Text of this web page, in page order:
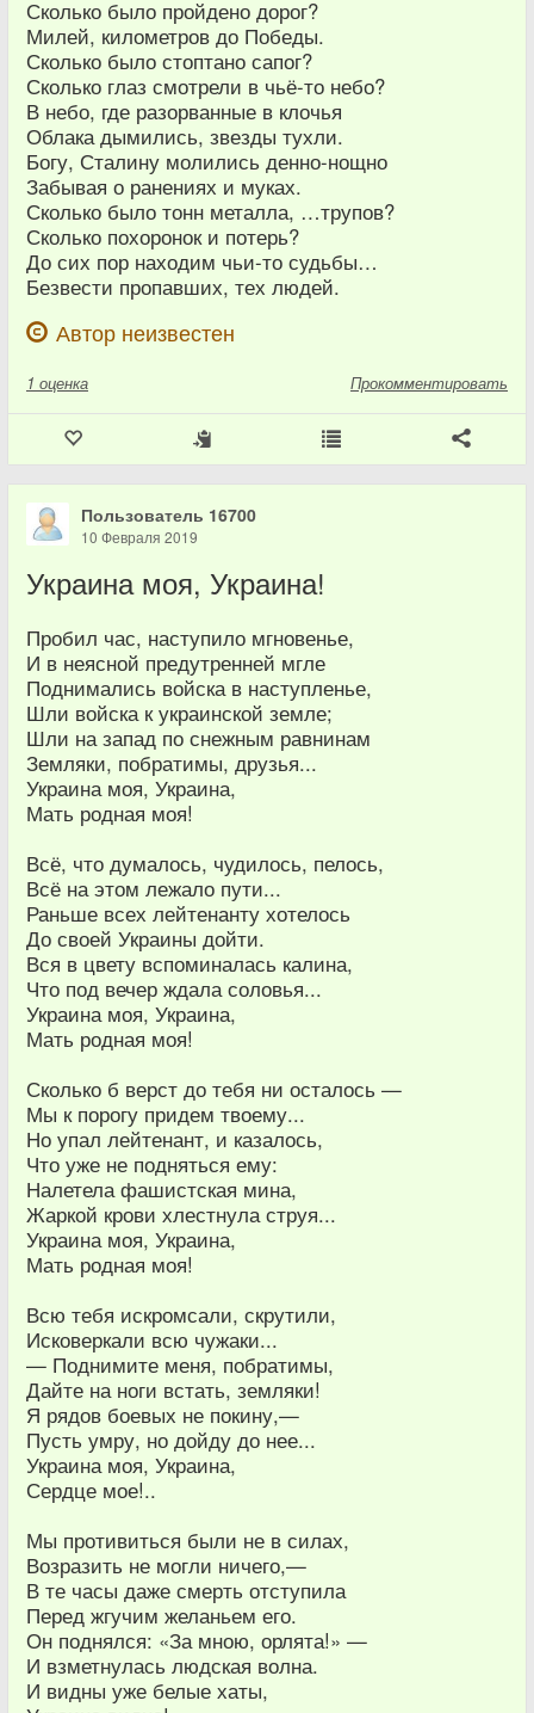
Сколько было пройдено дорог?
Милей, километров до Победы.
Сколько было стоптано сапог?
Сколько глаз смотрели в чьё-то небо?
В небо, где разорванные в клочья
Облака дымились, звезды тухли.
Богу, Сталину молились денно-нощно
Забывая о ранениях и муках.
Сколько было тонн металла, …трупов?
Сколько похоронок и потерь?
До сих пор находим чьи-то судьбы…
Безвести пропавших, тех людей.
Автор неизвестен
1 оценка Прокомментировать
Пользователь 16700
10 Февраля 2019
Украина моя, Украина!
Пробил час, наступило мгновенье,
И в неясной предутренней мгле
Поднимались войска в наступленье,
Шли войска к украинской земле;
Шли на запад по снежным равнинам
Земляки, побратимы, друзья...
Украина моя, Украина,
Мать родная моя!
Всё, что думалось, чудилось, пелось,
Всё на этом лежало пути...
Раньше всех лейтенанту хотелось
До своей Украины дойти.
Вся в цвету вспоминалась калина,
Что под вечер ждала соловья...
Украина моя, Украина,
Мать родная моя!
Сколько б верст до тебя ни осталось —
Мы к порогу придем твоему...
Но упал лейтенант, и казалось,
Что уже не подняться ему:
Налетела фашистская мина,
Жаркой крови хлестнула струя...
Украина моя, Украина,
Мать родная моя!
Всю тебя искромсали, скрутили,
Исковеркали всю чужаки...
— Поднимите меня, побратимы,
Дайте на ноги встать, земляки!
Я рядов боевых не покину,—
Пусть умру, но дойду до нее...
Украина моя, Украина,
Сердце мое!..
Мы противиться были не в силах,
Возразить не могли ничего,—
В те часы даже смерть отступила
Перед жгучим желаньем его.
Он поднялся: «За мною, орлята!» —
И взметнулась людская волна.
И видны уже белые хаты,